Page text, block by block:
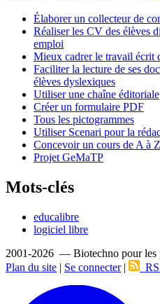
Élaborer un collecteur de
Réaliser les CV des élèves
emploi
Mieux cadrer le travail écrit
Faciliter la lecture de ses
élèves dyslexiques
Utiliser une chaîne éditoriale
Créer un formulaire PDF
Tous les pictogrammes
Utiliser Scenari pour la
Concevoir un cours de A à
Projet GeMaTP
Mots-clés
educalibre
logiciel libre
2001-2026 — Biotechno pour les
Plan du site | Se connecter|